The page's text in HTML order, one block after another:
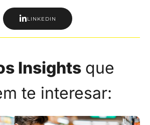
LINKEDIN
Insights que
te interesar: